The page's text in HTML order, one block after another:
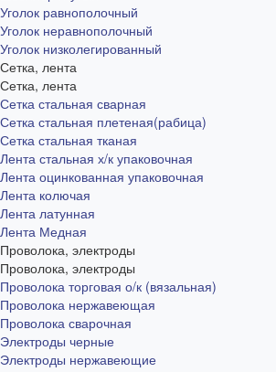
Уголок равнополочный
Уголок неравнополочный
Уголок низколегированный
Сетка, лента
Сетка, лента
Сетка стальная сварная
Сетка стальная плетеная(рабица)
Сетка стальная тканая
Лента стальная х/к упаковочная
Лента оцинкованная упаковочная
Лента колючая
Лента латунная
Лента Медная
Проволока, электроды
Проволока, электроды
Проволока торговая о/к (вязальная)
Проволока нержавеющая
Проволока сварочная
Электроды черные
Электроды нержавеющие